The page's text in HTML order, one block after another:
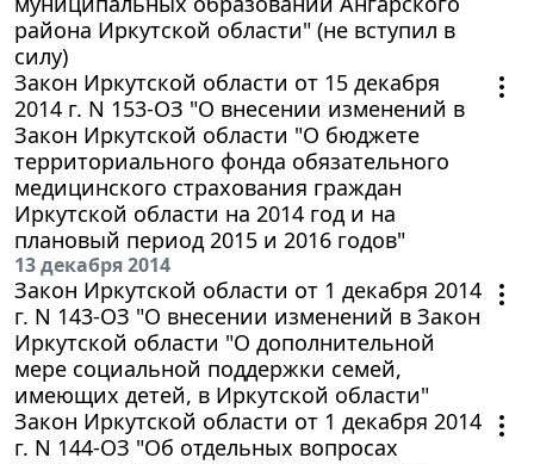
района Иркутской области" (не вступил в
силу)
Закон Иркутской области от 15 декабря
2014 г. N 153-ОЗ "О внесении изменений в
Закон Иркутской области "О бюджете
территориального фонда обязательного
медицинского страхования граждан
Иркутской области на 2014 год и на
плановый период 2015 и 2016 годов"
13 декабря 2014
Закон Иркутской области от 1 декабря 2014
г. N 143-ОЗ "О внесении изменений в Закон
Иркутской области "О дополнительной
мере социальной поддержки семей,
имеющих детей, в Иркутской области"
Закон Иркутской области от 1 декабря 2014
г. N 144-ОЗ "Об отдельных вопросах